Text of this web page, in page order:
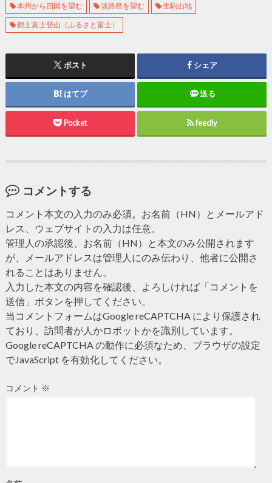
本州から四国を望む 淡路島を望む 生駒山地
郷土富士登山（ふるさと富士）
ポスト シェア
はてブ 送る
Pocket feedly
コメントする
コメント本文の入力のみ必須。お名前（HN）とメールアド
レス、ウェブサイトの入力は任意。
管理人の承認後、お名前（HN）と本文のみ公開されます
が、メールアドレスは管理人にのみ伝わり、他者に公開さ
れることはありません。
入力した本文の内容を確認後、よろしければ「コメントを
送信」ボタンを押してください。
当コメントフォームはGoogle reCAPTCHA により保護され
ており、訪問者が人かロボットかを識別しています。
Google reCAPTCHA の動作に必須なため、ブラウザの設定
でJavaScript を有効化してください。
コメント ※